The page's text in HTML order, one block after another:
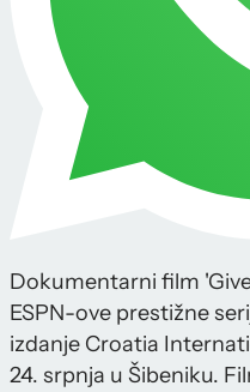
Dokumentarni film
ESPN-ove prestižne
izdanje Croatia
24. srpnja u Šibeniku.